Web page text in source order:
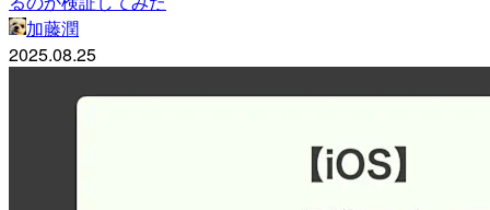
加藤潤
2025.08.25